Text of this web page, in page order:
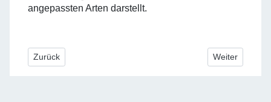
angepassten Arten darstellt.
Vorheriger Beitrag: Mitgliederversammlung
Zurück Nächster
Weiter